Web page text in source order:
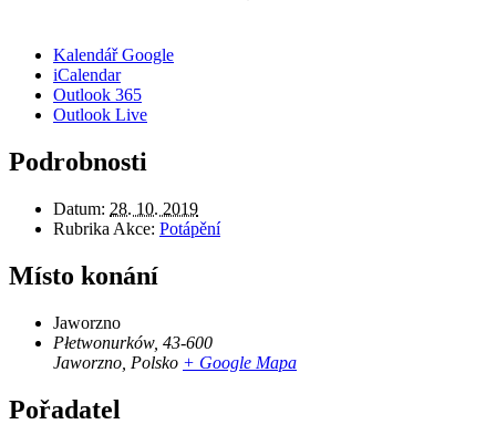
Kalendář Google
iCalendar
Outlook 365
Outlook Live
Podrobnosti
Datum: 28. 10. 2019
Rubrika Akce: Potápění
Místo konání
Jaworzno
Płetwonurków, 43-600
Jaworzno Polsko + Google Mapa
Pořadatel